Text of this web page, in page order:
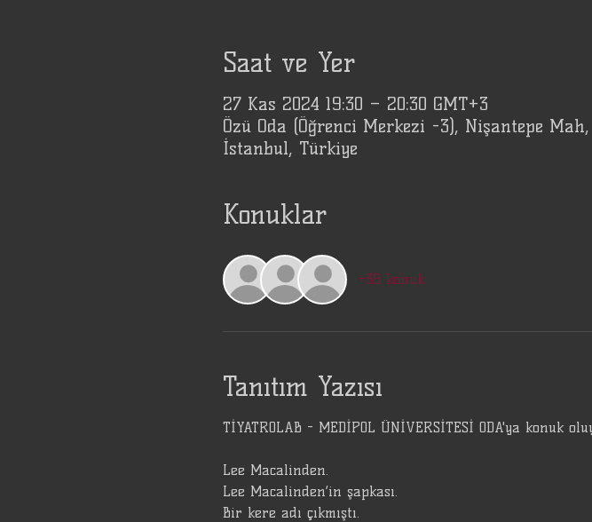
Saat ve Yer
27 Kas 2024 19:30 – 20:30 GMT+3
Özü Oda (Öğrenci Merkezi -3), Nişantepe
İstanbul, Türkiye
Konuklar
+39 konuk
Tanıtım Yazısı
TİYATROLAB - MEDİPOL ÜNİVERSİTESİ ODA'ya konuk
Lee Macalinden.
Lee Macalinden‘in şapkası.
Bir kere adı çıkmıştı.